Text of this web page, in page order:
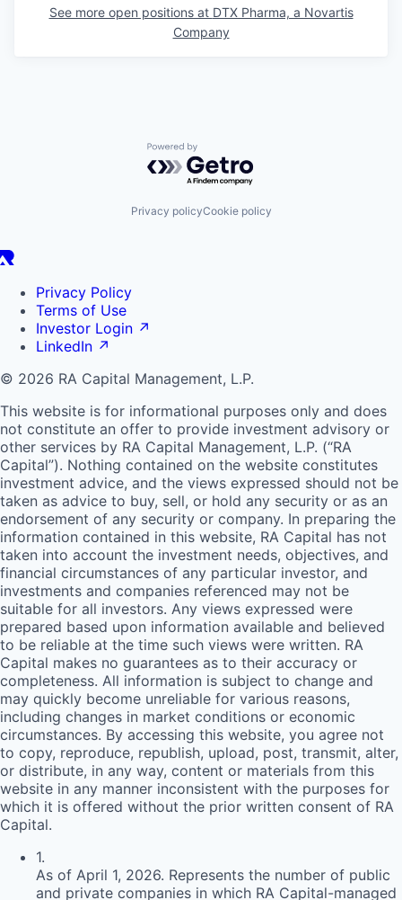
See more open positions at DTX Pharma, a Novartis
Company
Powered by Getro.com
Privacy policyCookie policy
Privacy Policy
Terms of Use
Investor Login ↗
LinkedIn ↗
© 2026 RA Capital Management, L.P.
This website is for informational purposes only and does
not constitute an offer to provide investment advisory or
other services by RA Capital Management, L.P. (“RA
Capital”). Nothing contained on the website constitutes
investment advice, and the views expressed should not be
taken as advice to buy, sell, or hold any security or as an
endorsement of any security or company. In preparing the
information contained in this website, RA Capital has not
taken into account the investment needs, objectives, and
financial circumstances of any particular investor, and
investments and companies referenced may not be
suitable for all investors. Any views expressed were
prepared based upon information available and believed
to be reliable at the time such views were written. RA
Capital makes no guarantees as to their accuracy or
completeness. All information is subject to change and
may quickly become unreliable for various reasons,
including changes in market conditions or economic
circumstances. By accessing this website, you agree not
to copy, reproduce, republish, upload, post, transmit, alter,
or distribute, in any way, content or materials from this
website in any manner inconsistent with the purposes for
which it is offered without the prior written consent of RA
Capital.
1.
As of April 1, 2026. Represents the number of public
and private companies in which RA Capital-managed